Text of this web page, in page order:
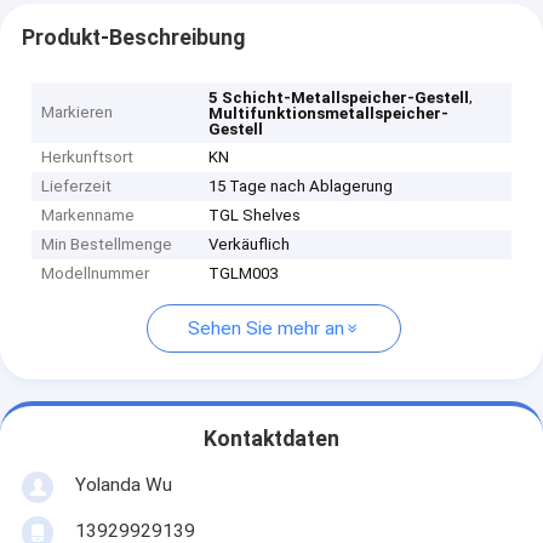
Produkt-Beschreibung
Markieren
5 Schicht-Metallspeicher-Gestell,
Multifunktionsmetallspeicher-
Gestell
Herkunftsort
KN
Lieferzeit
15 Tage nach Ablagerung
Markenname
TGL Shelves
Min Bestellmenge
Verkäuflich
Modellnummer
TGLM003
Sehen Sie mehr an
Kontaktdaten
Yolanda Wu
13929929139